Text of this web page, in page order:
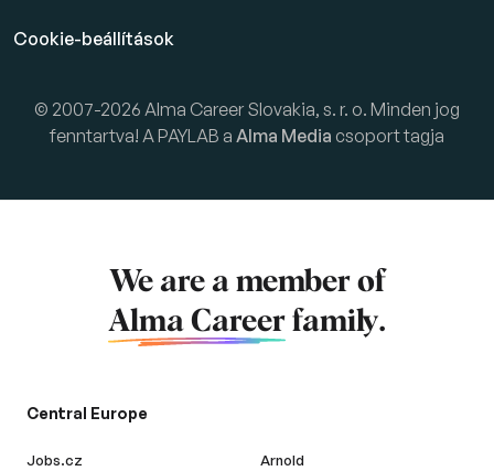
Cookie-beállítások
© 2007-2026 Alma Career Slovakia, s. r. o. Minden jog
fenntartva! A PAYLAB a Alma Media csoport tagja
We are a member of
Alma Career family.
Central Europe
Jobs.cz
Arnold